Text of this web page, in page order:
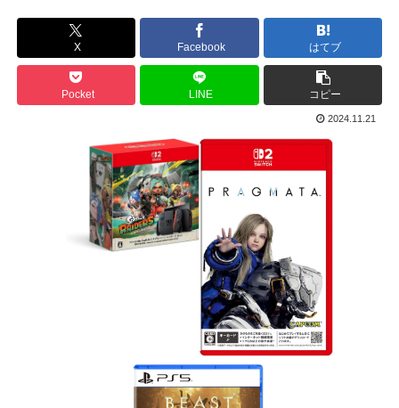
X Facebook はてブ
Pocket LINE コピー
2024.11.21